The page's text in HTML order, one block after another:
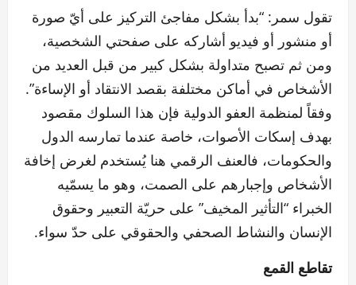
تقول سمر: “بدأ بشكل مفاجئ التركيز على أيّ صورة
أو منشور أو فيديو أشاركه على صفحتي الشخصية،
ومن ثم تصبح متداولة بشكل كبير من قبل العديد من
الأشخاص في أماكن مختلفة بقصد الانتقاد أو الإساءة”.
وفقاً لمنظمة العفو الدولية فإن هذا السلوك مقصود
بهدف إسكات الأصوات، خاصة عندما تمارسه الدول
والحكومات، فالعنف الرقمي هنا يُستخدم لغرض إخافة
الأشخاص وإجبارهم على الصمت، وهو ما يسمّيه
الخبراء “التأثير المخيف” على حريّة التعبير وحقوق
الإنسان والنشاط الصحفي والحقوقي على حدّ سواء.
تقاطع القمع